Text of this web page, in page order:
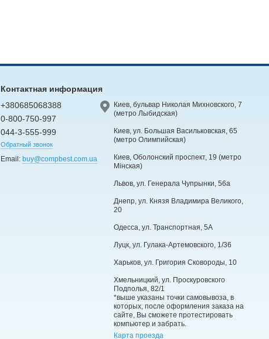
Контактная информация
+380685068388
0-800-750-997
044-3-555-999
Обратный звонок
Email:buy@compbest.com.ua
Киев, бульвар Николая Михновского, 7
(метро Лыбидская)
Киев, ул. Большая Васильковская, 65
(метро Олимпийская)
Киев, Оболонский проспект, 19 (метро
Мінская)
Львов, ул. Генерала Чупрынки, 56а
Днепр, ул. Князя Владимира Великого,
20
Одесса, ул. Транспортная, 5А
Луцк, ул. Гулака-Артемовского, 1/36
Харьков, ул. Григория Сковороды, 10
Хмельницкий, ул. Проскуровского
Подполья, 82/1
*выше указаны точки самовывоза, в
которых, после оформления заказа на
сайте, Вы сможете протестировать
компьютер и забрать.
Карта проезда